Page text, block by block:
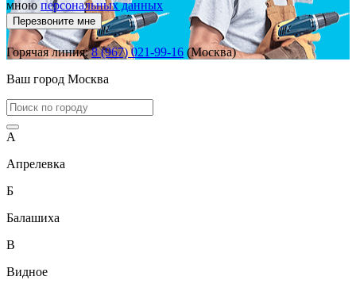
мною персональных данных
Перезвоните мне
Горячая линия:8 (967) 021-99-16 (Москва)
Ваш город Москва
А
Апрелевка
Б
Балашиха
В
Видное